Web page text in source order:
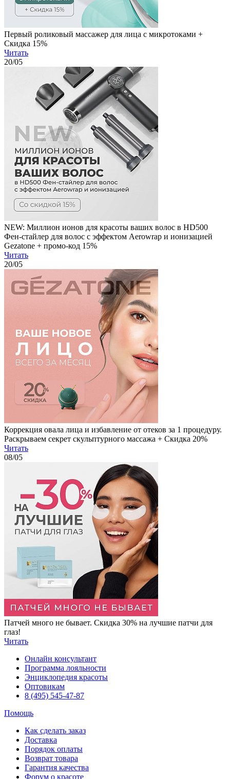
Первый роликовый массажер для лица с микротоками +
Скидка 15%
Читать
20/05
NEW: Миллион ионов для красоты ваших волос в HD500
Фен-стайлер для волос с эффектом Aerowrap и ионизацией
Gezatone + промо-код 15%
Читать
20/05
Коррекция овала лица и избавление от отеков за 1 процедуру.
Раскрываем секрет скульптурного массажа + Скидка 20%
Читать
08/05
Патчей много не бывает. Скидка 30% на лучшие патчи для
глаз!
Читать
Онлайн консультант
Программа лояльности
Энциклопедия красоты
Оптовикам
8 (495) 545-47-87
Помощь
Как сделать заказ
Доставка
Порядок оплаты
Возврат товара
Гарантия качества
Форум о красоте